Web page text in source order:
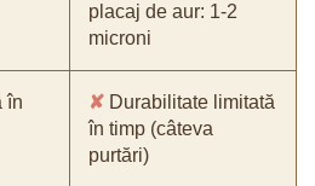
placaj de aur: 1-2
microni
în
✘ Durabilitate limitată
în timp (câteva
purtări)